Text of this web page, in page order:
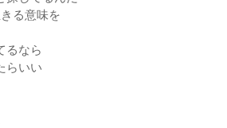
る意味を
るなら
いい